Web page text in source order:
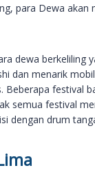
para Dewa
dewa berkeliling
dan menarik
festival
semua festival
dengan drum